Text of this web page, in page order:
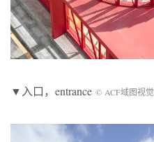
▼入口，entrance © ACF域图视觉